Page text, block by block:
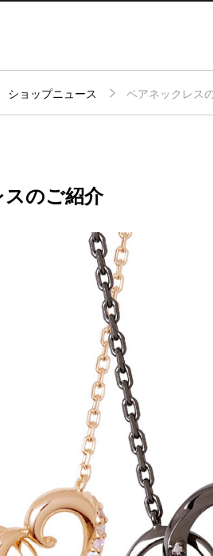
パーキング
ニュ
イベ
ショップニュース ペアネックレス
のご紹介